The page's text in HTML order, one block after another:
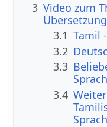
3 Video zum
3.1 Tamil
3.2
3.3
3.4